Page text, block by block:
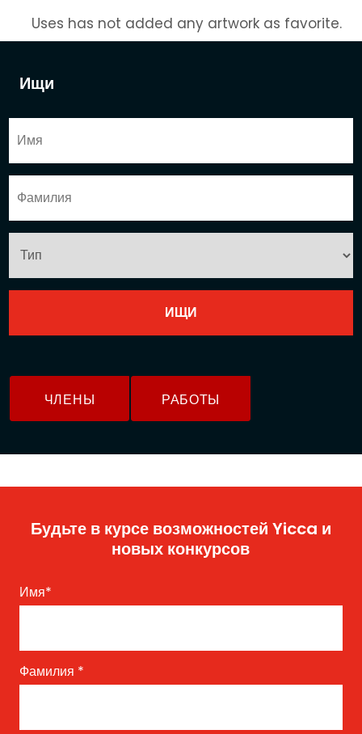
Ищи
ЧЛЕНЫ РАБОТЫ
Uses has not added any artwork as favorite.
Будьте в курсе возможностей Yicca и
новых конкурсов
Имя*
Фамилия *